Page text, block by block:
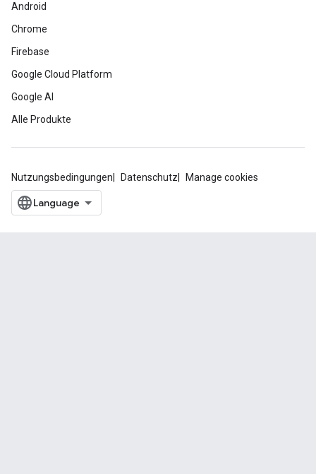
Android
Chrome
Firebase
Google Cloud Platform
Google AI
Alle Produkte
Nutzungsbedingungen Datenschutz Manage cookies